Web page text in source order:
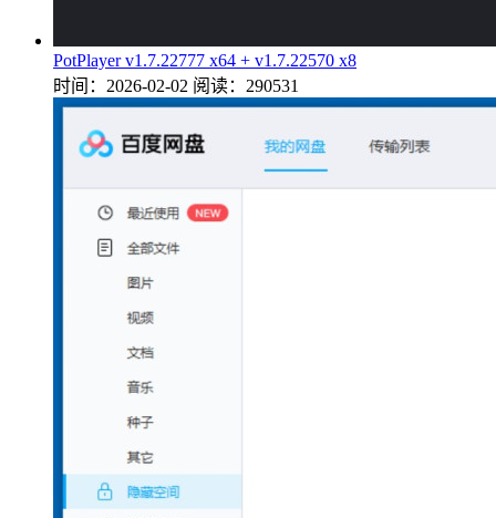
PotPlayer v1.7.22777 x64 + v1.7.22570 x8
时间：2026-02-02 阅读：290531